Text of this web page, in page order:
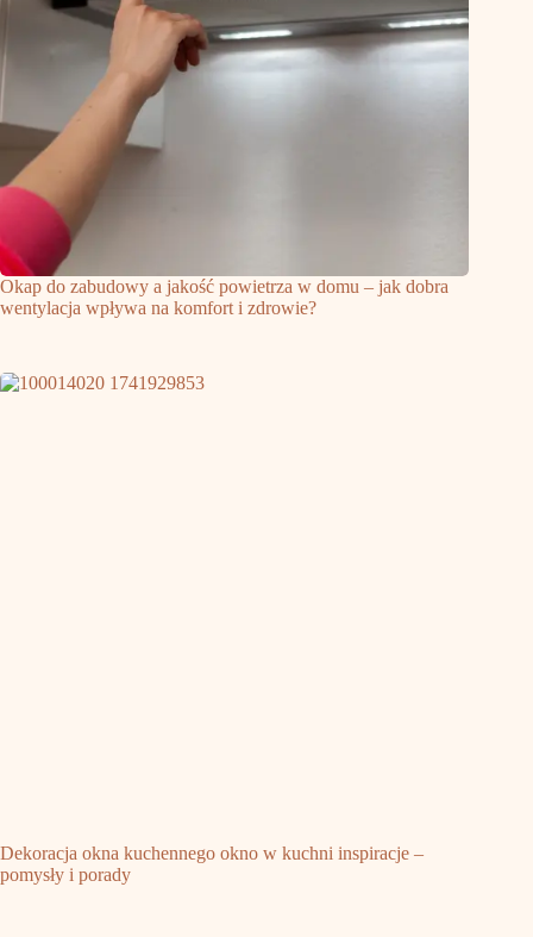
Okap do zabudowy a jakość powietrza w domu – jak dobra
wentylacja wpływa na komfort i zdrowie?
Dekoracja okna kuchennego okno w kuchni inspiracje –
pomysły i porady